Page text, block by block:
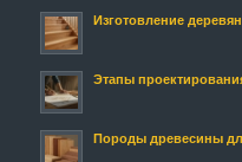
Изготовление
Этапы
Породы древесины